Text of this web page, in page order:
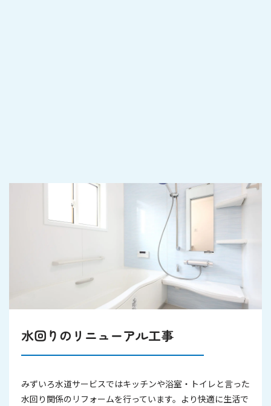
水回りのリニューアル工事
みずいろ水道サービスではキッチンや浴室・トイレと言った
水回り関係のリフォームを行っています。より快適に生活で